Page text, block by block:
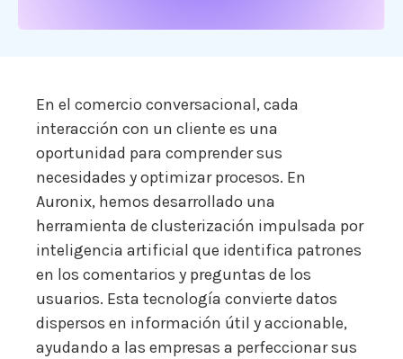
En el comercio conversacional, cada
interacción con un cliente es una
oportunidad para comprender sus
necesidades y optimizar procesos. En
Auronix, hemos desarrollado una
herramienta de clusterización impulsada por
inteligencia artificial que identifica patrones
en los comentarios y preguntas de los
usuarios. Esta tecnología convierte datos
dispersos en información útil y accionable,
ayudando a las empresas a perfeccionar sus